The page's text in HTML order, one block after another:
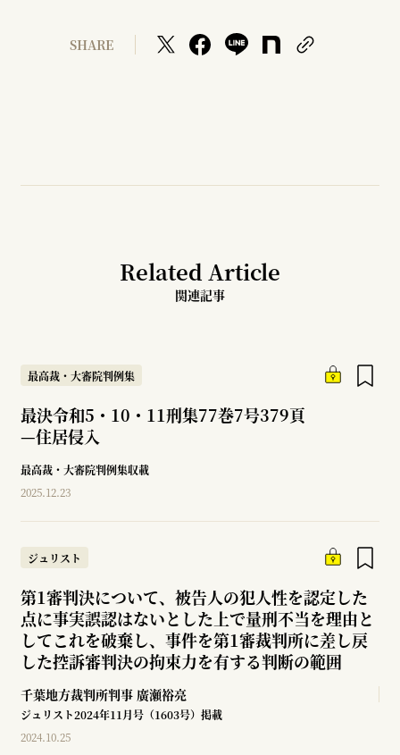
SHARE
Related Article
関連記事
最高裁・大審院判例集
最決令和5・10・11刑集77巻7号379頁
—住居侵入
最高裁・大審院判例集収載
2025.12.23
ジュリスト
第1審判決について、被告人の犯人性を認定した
点に事実誤認はないとした上で量刑不当を理由と
してこれを破棄し、事件を第1審裁判所に差し戻
した控訴審判決の拘束力を有する判断の範囲
千葉地方裁判所判事 廣瀬裕亮
ジュリスト2024年11月号（1603号）掲載
2024.10.25